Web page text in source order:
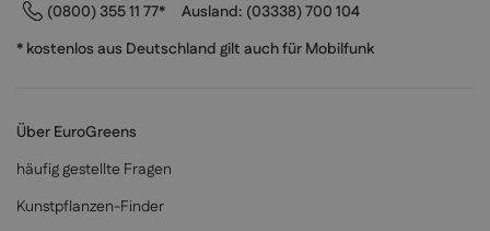
(0800) 355 11 77*
Ausland: (03338) 700 104
* kostenlos aus Deutschland gilt auch für Mobilfunk
Über EuroGreens
häufig gestellte Fragen
Kunstpflanzen-Finder